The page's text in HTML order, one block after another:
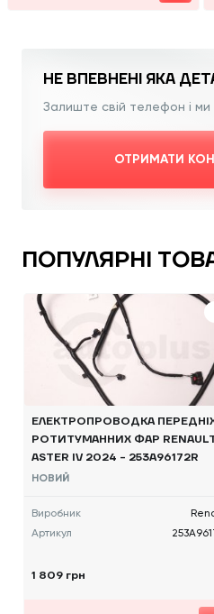
НЕ ВПЕВНЕНІ ЯКА
Залиште свій телефон і ми
ОТРИМАТИ
ПОПУЛЯРНІ
ЕЛЕКТРОПРОВОДКА
РОТИТУМАННИХ ФАР
ASTER IV 2024 - 253A96172R
НОВИЙ
Виробник
Артикул
1 809 грн